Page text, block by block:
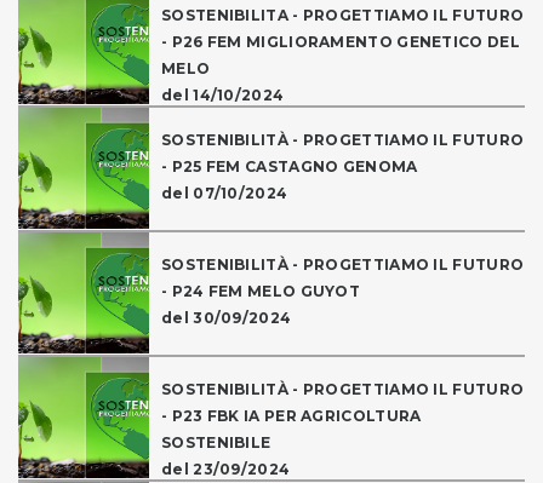
SOSTENIBILITA - PROGETTIAMO IL FUTURO
- P26 FEM MIGLIORAMENTO GENETICO DEL
MELO
del 14/10/2024
SOSTENIBILITÀ - PROGETTIAMO IL FUTURO
- P25 FEM CASTAGNO GENOMA
del 07/10/2024
SOSTENIBILITÀ - PROGETTIAMO IL FUTURO
- P24 FEM MELO GUYOT
del 30/09/2024
SOSTENIBILITÀ - PROGETTIAMO IL FUTURO
- P23 FBK IA PER AGRICOLTURA
SOSTENIBILE
del 23/09/2024